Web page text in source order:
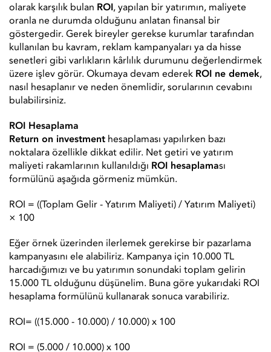
olarak karşılık bulan ROI , yapılan bir yatırımın, maliyete
oranla ne durumda olduğunu anlatan finansal bir
göstergedir. Gerek bireyler gerekse kurumlar tarafından
kullanılan bu kavram, reklam kampanyaları ya da hisse
senetleri gibi varlıkların kârlılık durumunu değerlendirmek
üzere işlev görür. Okumaya devam ederek ROI ne demek,
nasıl hesaplanır ve neden önemlidir, sorularının cevabını
bulabilirsiniz.
ROI Hesaplama
Return on investment hesaplaması yapılırken bazı
noktalara özellikle dikkat edilir. Net getiri ve yatırım
maliyeti rakamlarının kullanıldığı ROI hesaplaması
formülünü aşağıda görmeniz mümkün.
ROI = ((Toplam Gelir - Yatırım Maliyeti) / Yatırım Maliyeti)
× 100
Eğer örnek üzerinden ilerlemek gerekirse bir pazarlama
kampanyasını ele alabiliriz. Kampanya için 10.000 TL
harcadığımızı ve bu yatırımın sonundaki toplam gelirin
15.000 TL olduğunu düşünelim. Buna göre yukarıdaki ROI
hesaplama formülünü kullanarak sonuca varabiliriz.
ROI= ((15.000 - 10.000) / 10.000) x 100
ROI = (5.000 / 10.000) x 100